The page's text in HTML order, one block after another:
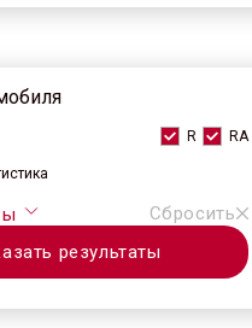
R RA
Сбросить
результаты